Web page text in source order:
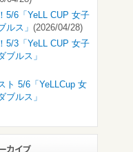
5/6「YeLL CUP 女子
ルス」 (2026/04/28)
5/3「YeLL CUP 女子
ブルス」
ト 5/6「YeLLCup 女
ブルス」